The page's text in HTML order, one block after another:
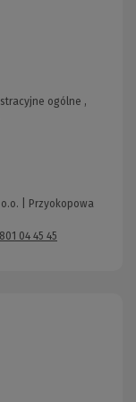
ogólne ,
| Przyokopowa
04 45 45